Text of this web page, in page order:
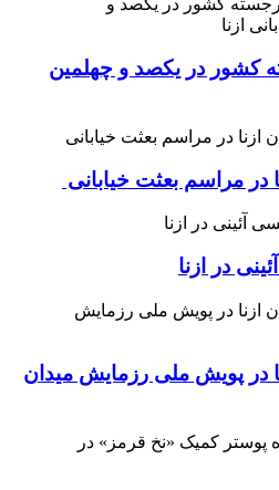
کشور در یکصد و چهلمین
در مراسم بعثت خیابانی
در ازنا
در پویش ملی رزمایش میدان